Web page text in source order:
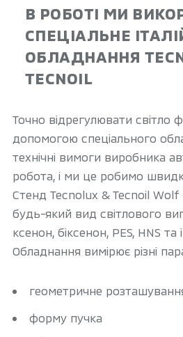
В РОБОТІ МИ
СПЕЦІАЛЬНЕ
ОБЛАДНАННЯ
TECNOIL
Точно відрегулювати світло
допомогою спеціального
технічні вимоги виробника
робота, і ми це робимо
Стенд Tecnolux & Tecnoil Wolf
будь-який вид світлового
ксенон, біксенон, PES, HNS та
Обладнання вимірює різні
геометричне
форму пучка